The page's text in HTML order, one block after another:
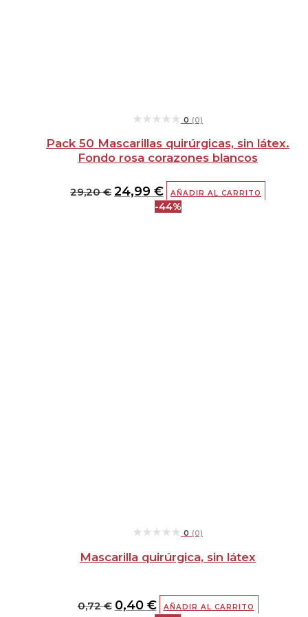
★★★★★
★★★★★ 0 (0)
Pack 50 Mascarillas quirúrgicas, sin látex.
Fondo rosa corazones blancos
29,20€ 24,99 € AÑADIR AL CARRITO
-44%
★★★★★
★★★★★ 0 (0)
Mascarilla quirúrgica, sin látex
0,72€ 0,40 €
El
AÑADIR AL CARRITO